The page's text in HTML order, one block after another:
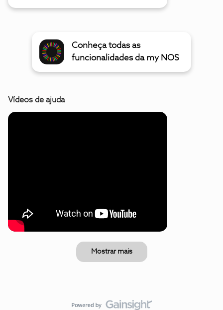
Conheça todas as
funcionalidades da my NOS
Vídeos de ajuda
Mostrar mais